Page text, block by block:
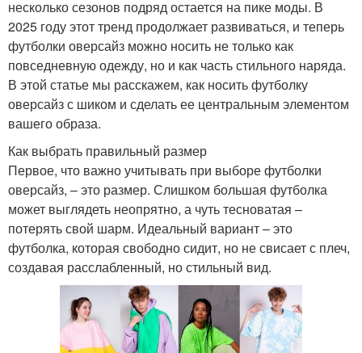
несколько сезонов подряд остается на пике моды. В
2025 году этот тренд продолжает развиваться, и теперь
футболки оверсайз можно носить не только как
повседневную одежду, но и как часть стильного наряда.
В этой статье мы расскажем, как носить футболку
оверсайз с шиком и сделать ее центральным элементом
вашего образа.
Как выбрать правильный размер
Первое, что важно учитывать при выборе футболки
оверсайз, – это размер. Слишком большая футболка
может выглядеть неопрятно, а чуть тесноватая –
потерять свой шарм. Идеальный вариант – это
футболка, которая свободно сидит, но не свисает с плеч,
создавая расслабленный, но стильный вид.